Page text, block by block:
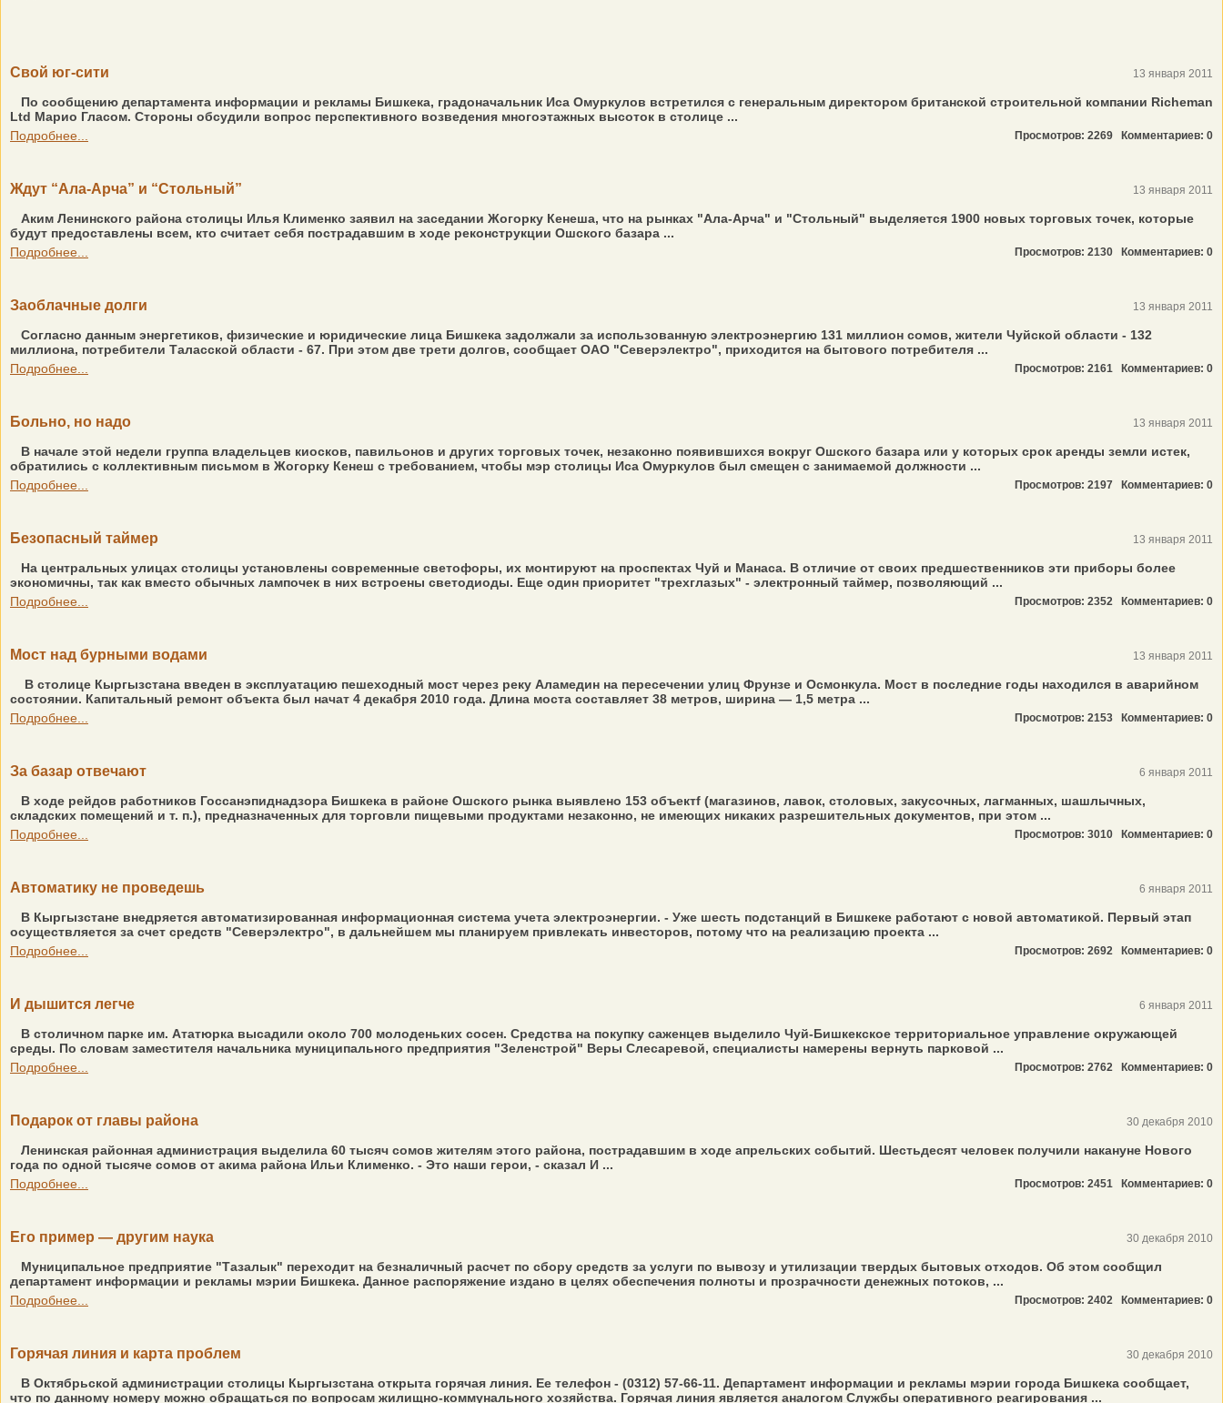
Свой юг-сити 13 января 2011
По сообщению департамента информации и рекламы Бишкека, градоначальник Иса Омуркулов встретился с генеральным директором британской строительной компании Richeman
Ltd Марио Гласом. Стороны обсудили вопрос перспективного возведения многоэтажных высоток в столице ...
Подробнее...
Просмотров: 2269 Комментариев: 0
Ждут “Ала-Арча” и “Стольный” 13 января 2011
Аким Ленинского района столицы Илья Клименко заявил на заседании Жогорку Кенеша, что на рынках "Ала-Арча" и "Стольный" выделяется 1900 новых торговых точек, которые
будут предоставлены всем, кто считает себя пострадавшим в ходе реконструкции Ошского базара ...
Подробнее...
Просмотров: 2130 Комментариев: 0
Заоблачные долги 13 января 2011
Согласно данным энергетиков, физические и юридические лица Бишкека задолжали за использованную электроэнергию 131 миллион сомов, жители Чуйской области - 132
миллиона, потребители Таласской области - 67. При этом две трети долгов, сообщает ОАО "Северэлектро", приходится на бытового потребителя ...
Подробнее...
Просмотров: 2161 Комментариев: 0
Больно, но надо 13 января 2011
В начале этой недели группа владельцев киосков, павильонов и других торговых точек, незаконно появившихся вокруг Ошского базара или у которых срок аренды земли истек,
обратились с коллективным письмом в Жогорку Кенеш с требованием, чтобы мэр столицы Иса Омуркулов был смещен с занимаемой должности ...
Подробнее...
Просмотров: 2197 Комментариев: 0
Безопасный таймер 13 января 2011
На центральных улицах столицы установлены современные светофоры, их монтируют на проспектах Чуй и Манаса. В отличие от своих предшественников эти приборы более
экономичны, так как вместо обычных лампочек в них встроены светодиоды. Еще один приоритет "трехглазых" - электронный таймер, позволяющий ...
Подробнее...
Просмотров: 2352 Комментариев: 0
Мост над бурными водами 13 января 2011
В столице Кыргызстана введен в эксплуатацию пешеходный мост через реку Аламедин на пересечении улиц Фрунзе и Осмонкула. Мост в последние годы находился в аварийном
состоянии. Капитальный ремонт объекта был начат 4 декабря 2010 года. Длина моста составляет 38 метров, ширина — 1,5 метра ...
Подробнее...
Просмотров: 2153 Комментариев: 0
За базар отвечают 6 января 2011
В ходе рейдов работников Госсанэпиднадзора Бишкека в районе Ошского рынка выявлено 153 объектf (магазинов, лавок, столовых, закусочных, лагманных, шашлычных,
складских помещений и т. п.), предназначенных для торговли пищевыми продуктами незаконно, не имеющих никаких разрешительных документов, при этом ...
Подробнее...
Просмотров: 3010 Комментариев: 0
Автоматику не проведешь 6 января 2011
В Кыргызстане внедряется автоматизированная информационная система учета электроэнергии. - Уже шесть подстанций в Бишкеке работают с новой автоматикой. Первый этап
осуществляется за счет средств "Северэлектро", в дальнейшем мы планируем привлекать инвесторов, потому что на реализацию проекта ...
Подробнее...
Просмотров: 2692 Комментариев: 0
И дышится легче 6 января 2011
В столичном парке им. Ататюрка высадили около 700 молоденьких сосен. Средства на покупку саженцев выделило Чуй-Бишкекское территориальное управление окружающей
среды. По словам заместителя начальника муниципального предприятия "Зеленстрой" Веры Слесаревой, специалисты намерены вернуть парковой ...
Подробнее...
Просмотров: 2762 Комментариев: 0
Подарок от главы района 30 декабря 2010
Ленинская районная администрация выделила 60 тысяч сомов жителям этого района, пострадавшим в ходе апрельских событий. Шестьдесят человек получили накануне Нового
года по одной тысяче сомов от акима района Ильи Клименко. - Это наши герои, - сказал И ...
Подробнее...
Просмотров: 2451 Комментариев: 0
Его пример — другим наука 30 декабря 2010
Муниципальное предприятие "Тазалык" переходит на безналичный расчет по сбору средств за услуги по вывозу и утилизации твердых бытовых отходов. Об этом сообщил
департамент информации и рекламы мэрии Бишкека. Данное распоряжение издано в целях обеспечения полноты и прозрачности денежных потоков, ...
Подробнее...
Просмотров: 2402 Комментариев: 0
Горячая линия и карта проблем 30 декабря 2010
В Октябрьской администрации столицы Кыргызстана открыта горячая линия. Ее телефон - (0312) 57-66-11. Департамент информации и рекламы мэрии города Бишкека сообщает,
что по данному номеру можно обращаться по вопросам жилищно-коммунального хозяйства. Горячая линия является аналогом Службы оперативного реагирования ...